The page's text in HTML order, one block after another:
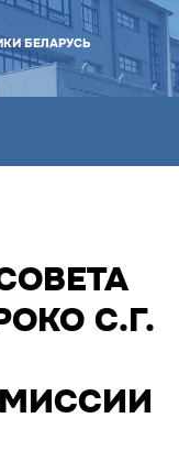
БЕЛАРУСЬ
С.Г.